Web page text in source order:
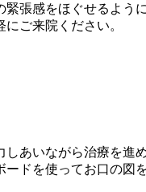
緊張感をほぐせる よう
ご来院ください。
あいながら治療を進
ドを使ってお口の図